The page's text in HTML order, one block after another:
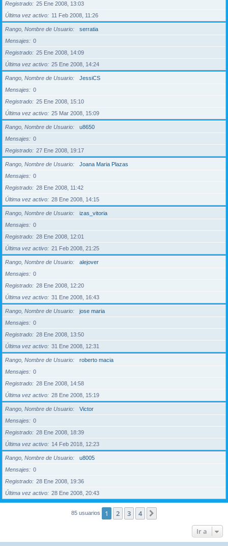
Registrado
25 Ene 2008, 13:03
Última vez activo
11 Feb 2008, 11:26
Rango, Nombre de Usuario
serratia
Mensajes
0
Registrado
25 Ene 2008, 14:09
Última vez activo
25 Ene 2008, 14:24
Rango, Nombre de Usuario
JessiCS
Mensajes
0
Registrado
25 Ene 2008, 15:10
Última vez activo
25 Mar 2008, 15:09
Rango, Nombre de Usuario
u8650
Mensajes
0
Registrado
27 Ene 2008, 19:17
Rango, Nombre de Usuario
Joana Maria Plazas
Mensajes
0
Registrado
28 Ene 2008, 11:42
Última vez activo
28 Ene 2008, 14:15
Rango, Nombre de Usuario
izas_vitoria
Mensajes
0
Registrado
28 Ene 2008, 12:01
Última vez activo
21 Feb 2008, 21:25
Rango, Nombre de Usuario
alejover
Mensajes
0
Registrado
28 Ene 2008, 12:20
Última vez activo
31 Ene 2008, 16:43
Rango, Nombre de Usuario
jose maria
Mensajes
0
Registrado
28 Ene 2008, 13:50
Última vez activo
31 Ene 2008, 12:31
Rango, Nombre de Usuario
roberto macia
Mensajes
0
Registrado
28 Ene 2008, 14:58
Última vez activo
28 Ene 2008, 15:19
Rango, Nombre de Usuario
Victor
Mensajes
0
Registrado
28 Ene 2008, 18:39
Última vez activo
14 Feb 2018, 12:23
Rango, Nombre de Usuario
u8005
Mensajes
0
Registrado
28 Ene 2008, 19:36
Última vez activo
28 Ene 2008, 20:43
85 usuarios 1 2 3 4
Ir a